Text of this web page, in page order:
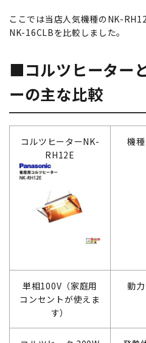
ここでは当店人気機種のNK-
NK-16CLBを比較しました。
■コルツヒーター
ーの主な比較
コルツヒーターNK-
RH12E
機種
単相100V（家庭用
コンセントが使えま
す）
動力